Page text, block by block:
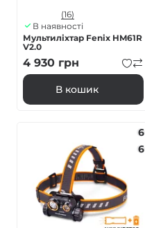
(16)
В наявності
Мультиліхтар Fenix HM61R
V2.0
4 930 грн
В кошик
6
6